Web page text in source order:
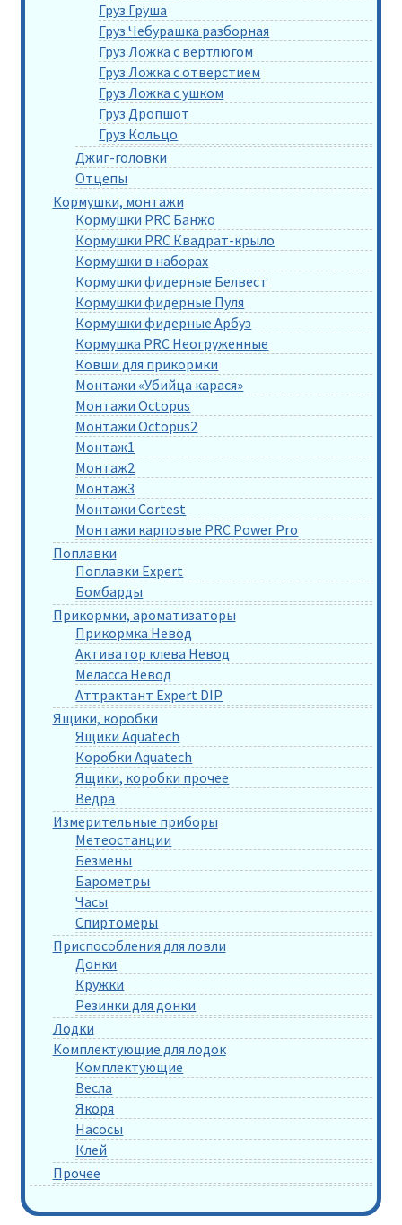
Груз Груша
Груз Чебурашка разборная
Груз Ложка с вертлюгом
Груз Ложка с отверстием
Груз Ложка с ушком
Груз Дропшот
Груз Кольцо
Джиг-головки
Отцепы
Кормушки, монтажи
Кормушки PRC Банжо
Кормушки PRC Квадрат-крыло
Кормушки в наборах
Кормушки фидерные Белвест
Кормушки фидерные Пуля
Кормушки фидерные Арбуз
Кормушка PRC Неогруженные
Ковши для прикормки
Монтажи «Убийца карася»
Монтажи Octopus
Монтажи Octopus2
Монтаж1
Монтаж2
Монтаж3
Монтажи Cortest
Монтажи карповые PRC Power Pro
Поплавки
Поплавки Expert
Бомбарды
Прикормки, ароматизаторы
Прикормка Невод
Активатор клева Невод
Меласса Невод
Аттрактант Expert DIP
Ящики, коробки
Ящики Aquatech
Коробки Aquatech
Ящики, коробки прочее
Ведра
Измерительные приборы
Метеостанции
Безмены
Барометры
Часы
Спиртомеры
Приспособления для ловли
Донки
Кружки
Резинки для донки
Лодки
Комплектующие для лодок
Комплектующие
Весла
Якоря
Насосы
Клей
Прочее